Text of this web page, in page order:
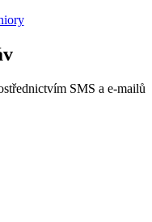
SMS a e-mailů